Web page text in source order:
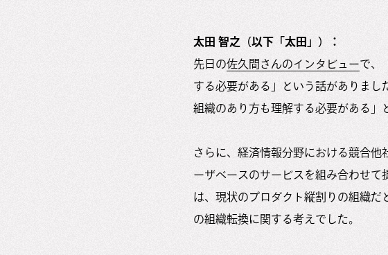
太田 智之（以下「太田」）：
先日の佐久間さんのインタビューで、
する必要がある」という話がありま
組織のあり方も理解する必要がある」
さらに、経済情報分野における競合
ーザベースのサービスを組み合わせ
は、現状のプロダクト縦割りの組織
の組織転換に関する考えでした。